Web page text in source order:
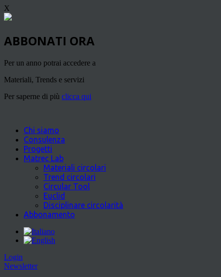
X
ABBONATI ORA
Per un anno potrai accedere a
Materiali, Trends e servizi
Per saperne di più clicca qui
Chi siamo
Consulenza
Progetti
Matrec Lab
Materiali circolari
Trend circolari
Circular Tool
Euclid
Disciplinare circolarità
Abbonamento
Login
Newsletter